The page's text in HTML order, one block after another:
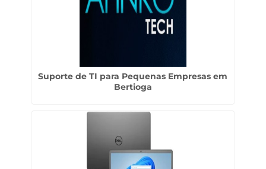
Suporte de TI para Pequenas Empresas em
Bertioga